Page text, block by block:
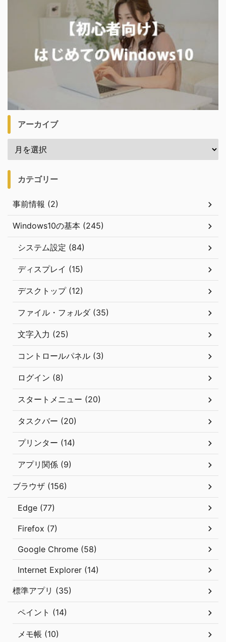
アーカイブ
カテゴリー
事前情報 (2)
Windows10の基本 (245)
システム設定 (84)
ディスプレイ (15)
デスクトップ (12)
ファイル・フォルダ (35)
文字入力 (25)
コントロールパネル (3)
ログイン (8)
スタートメニュー (20)
タスクバー (20)
プリンター (14)
アプリ関係 (9)
ブラウザ (156)
Edge (77)
Firefox (7)
Google Chrome (58)
Internet Explorer (14)
標準アプリ (35)
ペイント (14)
メモ帳 (10)